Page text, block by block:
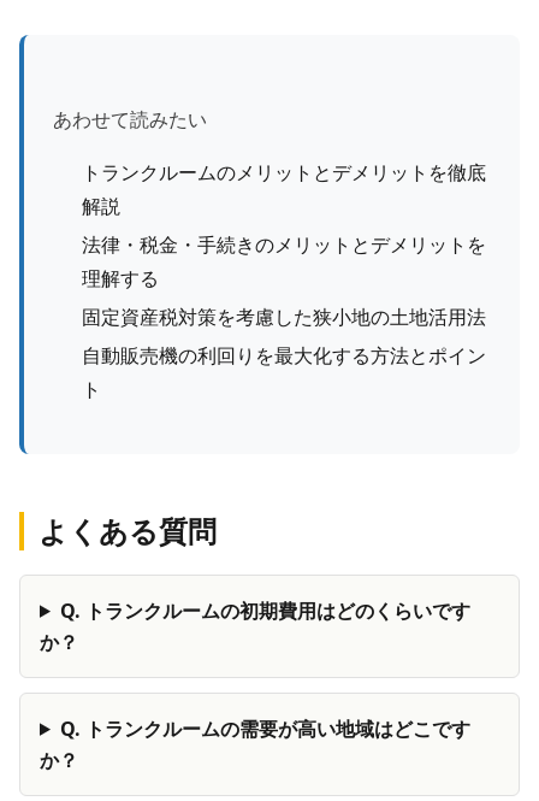
あわせて読みたい
トランクルームのメリットとデメリットを徹底
解説
法律・税金・手続きのメリットとデメリットを
理解する
固定資産税対策を考慮した狭小地の土地活用法
自動販売機の利回りを最大化する方法とポイン
ト
よくある質問
Q. トランクルームの初期費用はどのくらいです
か？
Q. トランクルームの需要が高い地域はどこです
か？